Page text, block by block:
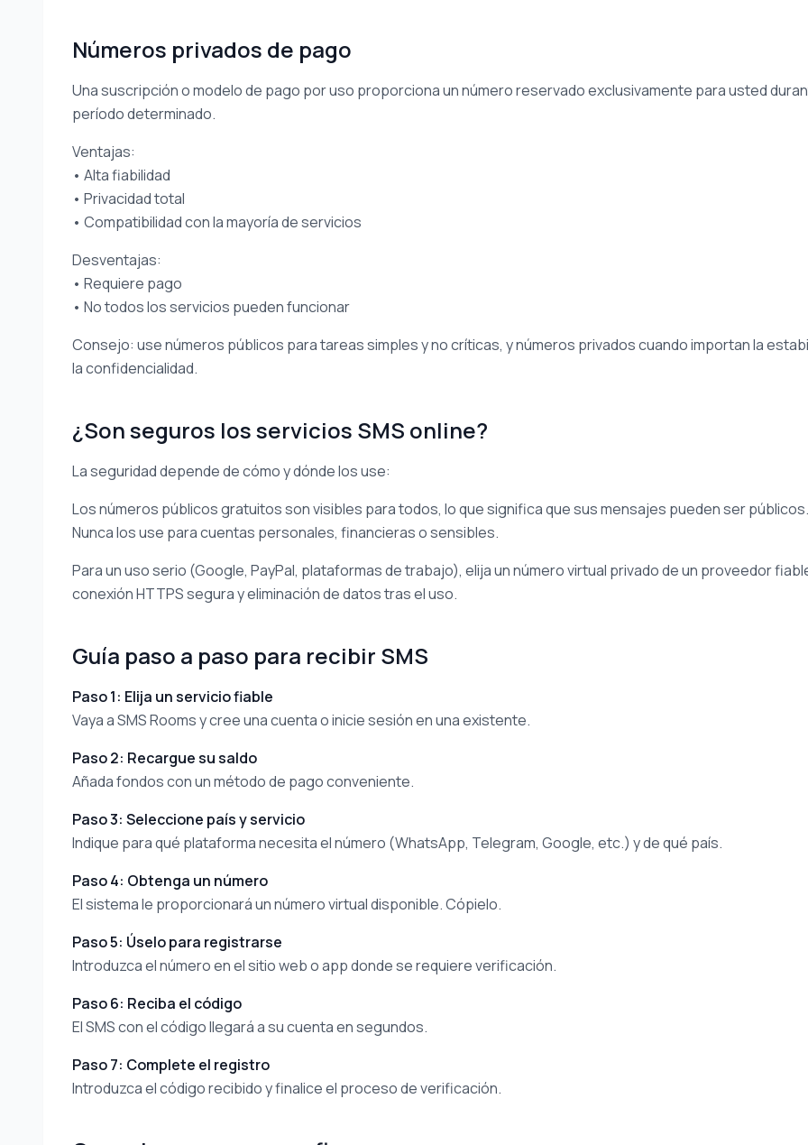
Números privados de pago
Una suscripción o modelo de pago por uso proporciona un número reservado exclusivamente para usted
período determinado.
Ventajas:
• Alta fiabilidad
• Privacidad total
• Compatibilidad con la mayoría de servicios
Desventajas:
• Requiere pago
• No todos los servicios pueden funcionar
Consejo: use números públicos para tareas simples y no críticas, y números privados cuando importan la
la confidencialidad.
¿Son seguros los servicios SMS online?
La seguridad depende de cómo y dónde los use:
Los números públicos gratuitos son visibles para todos, lo que significa que sus mensajes pueden ser públicos.
Nunca los use para cuentas personales, financieras o sensibles.
Para un uso serio (Google, PayPal, plataformas de trabajo), elija un número virtual privado de un proveedor
conexión HTTPS segura y eliminación de datos tras el uso.
Guía paso a paso para recibir SMS
Paso 1: Elija un servicio fiable
Vaya a SMS Rooms y cree una cuenta o inicie sesión en una existente.
Paso 2: Recargue su saldo
Añada fondos con un método de pago conveniente.
Paso 3: Seleccione país y servicio
Indique para qué plataforma necesita el número (WhatsApp, Telegram, Google, etc.) y de qué país.
Paso 4: Obtenga un número
El sistema le proporcionará un número virtual disponible. Cópielo.
Paso 5: Úselo para registrarse
Introduzca el número en el sitio web o app donde se requiere verificación.
Paso 6: Reciba el código
El SMS con el código llegará a su cuenta en segundos.
Paso 7: Complete el registro
Introduzca el código recibido y finalice el proceso de verificación.